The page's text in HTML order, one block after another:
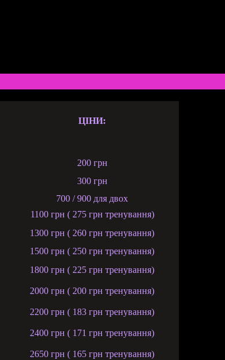
ЦІНИ:
200 грн
300 грн
700 / 900 для двох
1100 грн ( 275 грн тренування)
1300 грн ( 260 грн тренування)
1500 грн ( 250 грн тренування)
1800 грн ( 225 грн тренування)
2000 грн ( 200 грн тренування)
2200 грн ( 183 грн тренування)
2400 грн ( 171 грн тренування)
2650 грн ( 165 грн тренування)